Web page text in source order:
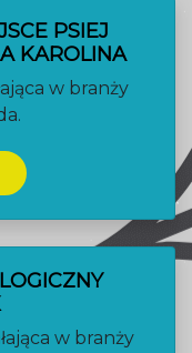
PSIEJ
KAROLINA
w branży
w branży